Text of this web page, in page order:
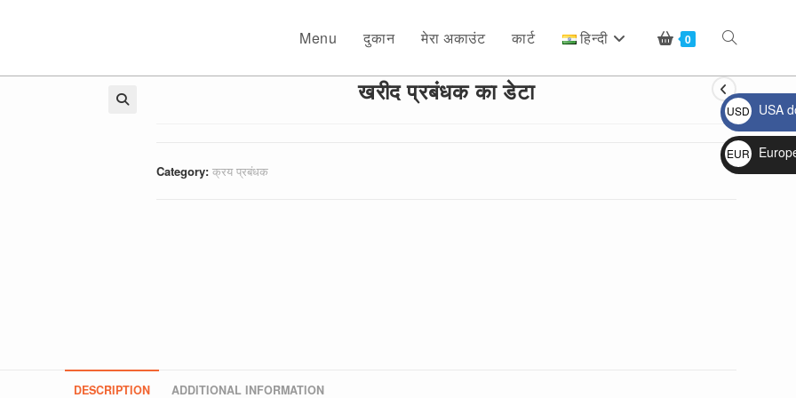
Menu दुकान मेरा अकाउंट कार्ट हिन्दी 0 Toggle
website
खरीद प्रबंधक का डेटा
Category: क्रय प्रबंधक
DESCRIPTION ADDITIONAL INFORMATION
USD
$
USA
EUR
€